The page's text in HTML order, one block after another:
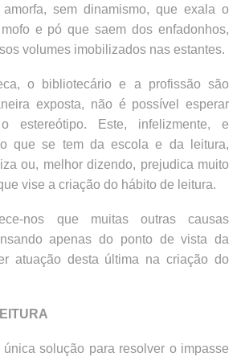
sem dinamismo, que exala o
e pó que saem dos enfadonhos,
volumes imobilizados nas estantes.
o bibliotecário e a profissão são
exposta, não é possível esperar
estereótipo. Este, infelizmente, e
que se tem da escola e da leitura,
ou, melhor dizendo, prejudica muito
vise a criação do hábito de leitura.
nos que muitas outras causas
apenas do ponto de vista da
atuação desta última na criação do
única solução para resolver o impasse